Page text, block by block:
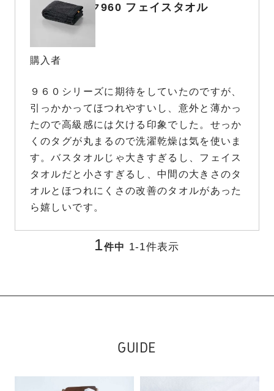
オーガニック960 フェイスタオル
購入者
９６０シリーズに期待をしていたのですが、
引っかかってほつれやすいし、意外と薄かっ
たので高級感には欠ける印象でした。せっか
くのタグが丸まるので洗濯乾燥は気を使いま
す。バスタオルじゃ大きすぎるし、フェイス
タオルだと小さすぎるし、中間の大きさのタ
オルとほつれにくさの改善のタオルがあった
ら嬉しいです。
1件中 1-1件表示
GUIDE